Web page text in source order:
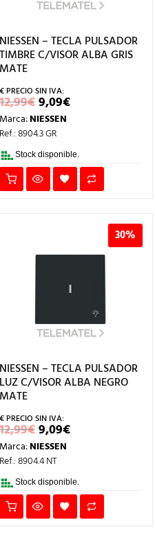
NIESSEN – TECLA PULSADOR
TIMBRE C/VISOR ALBA GRIS
MATE
12,99€EL
PRECIO
ORIGINAL
ERA:
12,99€.
9,09€EL
PRECIO
9,09€.
Marca:NIESSEN
Ref.: 8904.3 GR
Stock disponible.
30%
NIESSEN – TECLA PULSADOR
LUZ C/VISOR ALBA NEGRO
MATE
12,99€EL
PRECIO
ORIGINAL
ERA:
12,99€.
9,09€EL
PRECIO
9,09€.
Marca:NIESSEN
Ref.: 8904.4 NT
Stock disponible.